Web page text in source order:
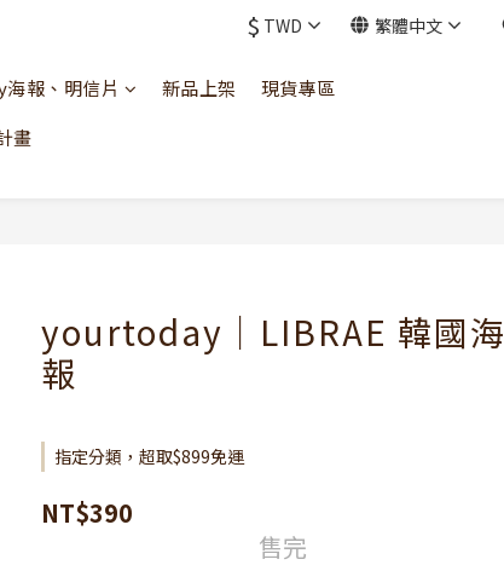
$ TWD 繁體中文
報、明信片 新品上架
現貨專區
畫
yourtoday｜LIBRAE 韓國海
報
指定分類，超取$899免運
NT$390
售完